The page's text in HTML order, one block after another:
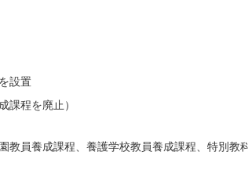
設置
課程を廃止）
教員養成課程、養護学校教員養成課程、特別教